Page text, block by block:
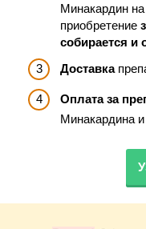
Минакардин
приобретение
собирается и
Доставка
Оплата за
Минакардина и